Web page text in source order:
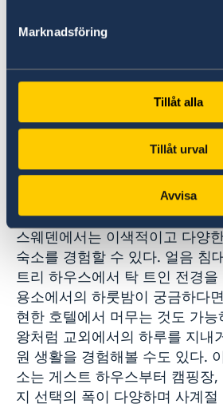
Marknadsföring
Tillåt alla
Tillåt urval
Avvisa
수십 년 동안 스웨덴 셰프들은
성공을 거두었다. 스웨덴 국가
월 세계요리올림픽에서 우승한
리는 스웨덴 전역의 여러 레스
은 스웨덴 여행
보를 제공하는 여행/관광 공식
웨덴관광청에서 운영한다.VISIT
스웨덴에서는 이색적이고 다양
숙소를 경험할 수 있다. 얼음 침
트리 하우스에서 탁 트인 전경
용소에서의 하룻밤이 궁금하다
현한 호텔에서 머무는 것도 가
왕처럼 교외에서의 하루를 지내
원 생활을 경험해볼 수도 있다.
소는 게스트 하우스부터 캠핑장
지 선택의 폭이 다양하며 사계